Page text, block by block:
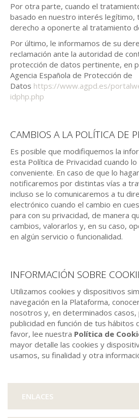
Por otra parte, cuando el
basado en nuestro interés legítimo,
derecho a oponerte al tratamiento
Por último, le informamos de su
reclamación ante la autoridad de
protección de datos pertinente, en
Agencia Española de Protección de
Datos https://www.agpd.es/
idphp.php
CAMBIOS A LA POLÍTICA DE
Es posible que modifiquemos la
esta Política de Privacidad cuando
conveniente. En caso de que lo
notificaremos por distintas vías a
incluso se lo comunicaremos a tu
electrónico cuando el cambio en
para con su privacidad, de manera
cambios, valorarlos y, en su caso,
en algún servicio o funcionalidad.
INFORMACIÓN SOBRE
Utilizamos cookies y dispositivos
navegación en la Plataforma,
nosotros y, en determinados
publicidad en función de tus hábitos
favor, lee nuestra Política de
mayor detalle las cookies y
usamos, su finalidad y otra
ENLACES